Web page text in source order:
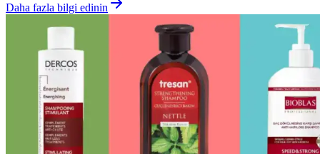
Daha fazla bilgi edinin